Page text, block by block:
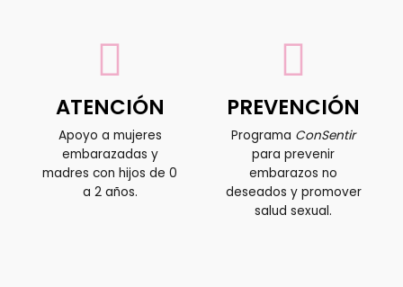
ATENCIÓN
Apoyo a mujeres
embarazadas y
madres con hijos de 0
a 2 años.
PREVENCIÓN
Programa ConSentir
para prevenir
embarazos no
deseados y promover
salud sexual.